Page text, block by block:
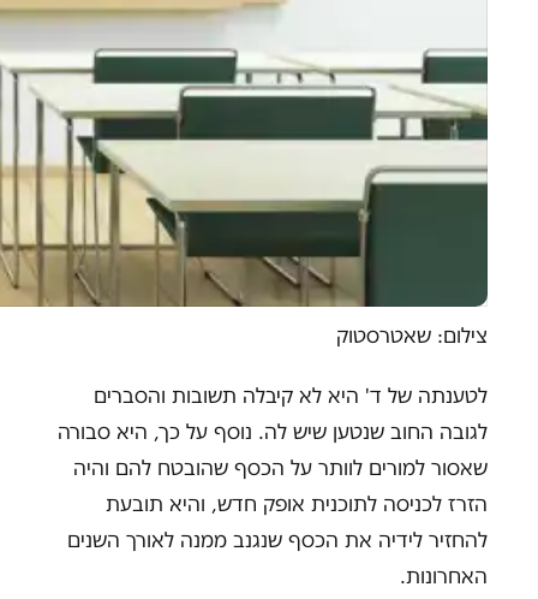
צילום: שאטרסטוק
לטענתה של ד' היא לא קיבלה תשובות והסברים
לגובה החוב שנטען שיש לה. נוסף על כך, היא סבורה
שאסור למורים לוותר על הכסף שהובטח להם והיה
הזרז לכניסה לתוכנית אופק חדש, והיא תובעת
להחזיר לידיה את הכסף שנגנב ממנה לאורך השנים
האחרונות.